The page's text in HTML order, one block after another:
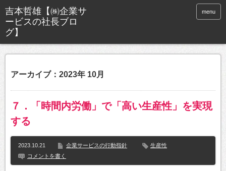
menu
アーカイブ：2023年 10月
７．「時間内労働」で「高い生産性」を実現
する
2023.10.21 企業サービスの行動指針
生産性
コメントを書く